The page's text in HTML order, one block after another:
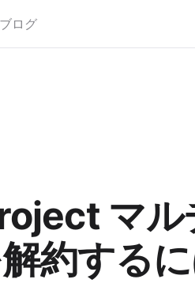
ブログ
マル
約する